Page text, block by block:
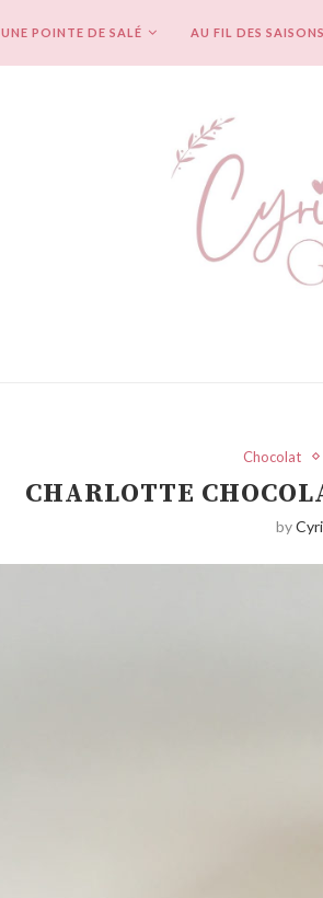
UNE POINTE DE SALÉ AU FIL DES SAISONS
Chocolat
CHARLOTTE
by